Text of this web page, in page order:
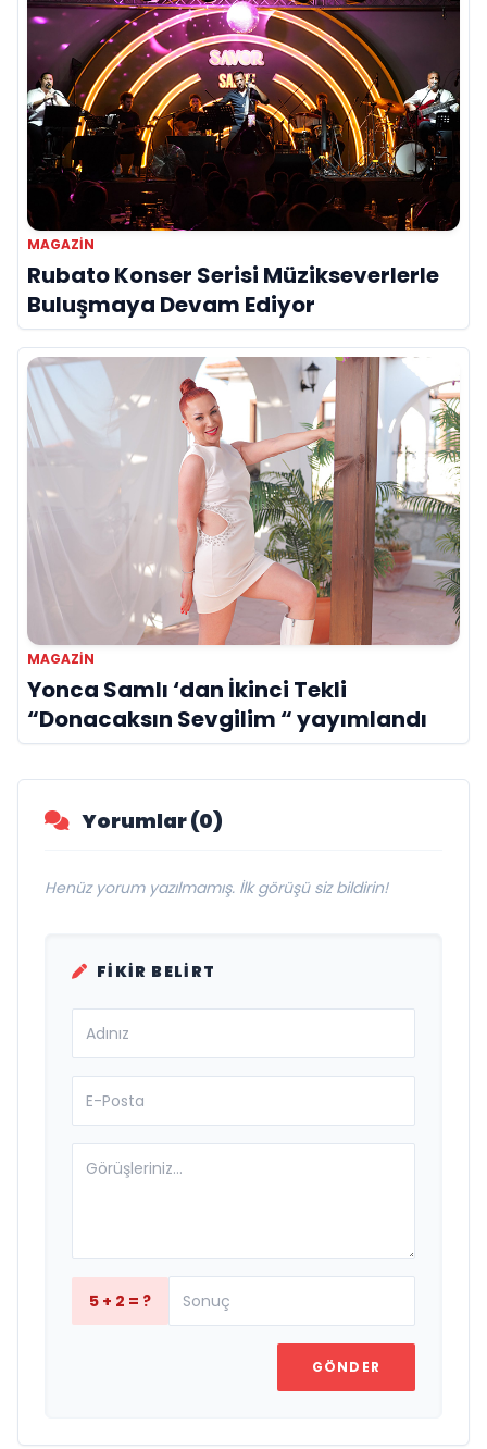
MAGAZIN
Rubato Konser Serisi Müzikseverlerle
Buluşmaya Devam Ediyor
MAGAZIN
Yonca Samlı ‘dan İkinci Tekli
“Donacaksın Sevgilim “ yayımlandı
Yorumlar (0)
Henüz yorum yazılmamış. İlk görüşü siz bildirin!
FIKIR BELIRT
5 + 2 = ?
GÖNDER